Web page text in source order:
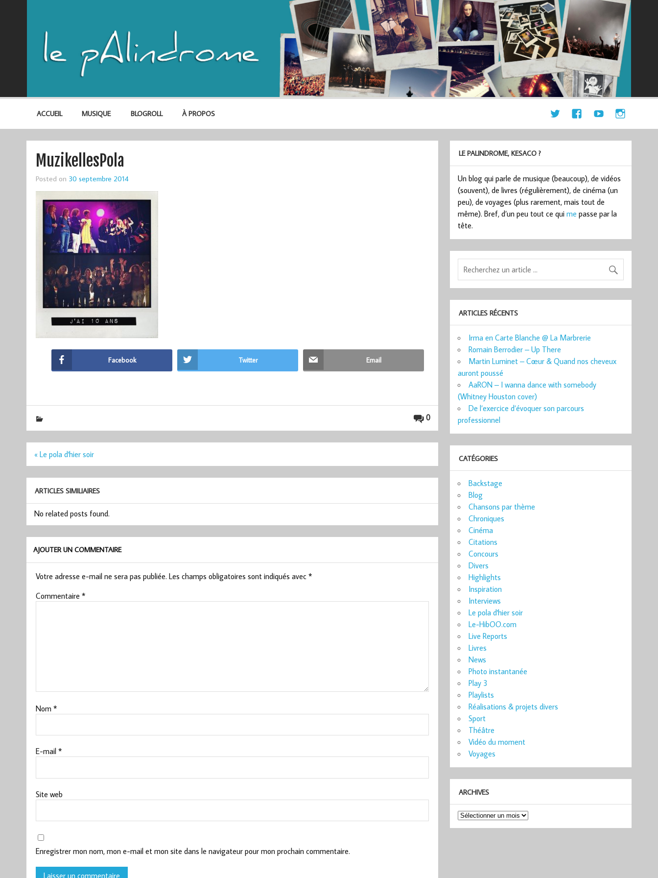
ACCUEIL MUSIQUE BLOGROLL À PROPOS
MuzikellesPola
Posted on 30 septembre 2014
Facebook Twitter Email
0
Navigation
« Le pola d'hier soir
ARTICLES SIMILIAIRES
No related posts found.
AJOUTER UN COMMENTAIRE
Votre adresse e-mail ne sera pas publiée. Les champs obligatoires sont indiqués avec *
Commentaire *
Nom *
E-mail *
Site web
Enregistrer mon nom, mon e-mail et mon site dans le navigateur pour mon prochain commentaire.
LE PALINDROME, KESACO ?
Un blog qui parle de musique (beaucoup), de vidéos
(souvent), de livres (régulièrement), de cinéma (un
peu), de voyages (plus rarement, mais tout de
même). Bref, d’un peu tout ce quime passe par la
tête.
ARTICLES RÉCENTS
Irma en Carte Blanche @ La Marbrerie
Romain Berrodier – Up There
Martin Luminet – Cœur & Quand nos cheveux
auront poussé
AaRON – I wanna dance with somebody
(Whitney Houston cover)
De l’exercice d’évoquer son parcours
professionnel
CATÉGORIES
Backstage
Blog
Chansons par thème
Chroniques
Cinéma
Citations
Concours
Divers
Highlights
Inspiration
Interviews
Le pola d'hier soir
Le-HibOO.com
Live Reports
Livres
News
Photo instantanée
Play 3
Playlists
Réalisations & projets divers
Sport
Théâtre
Vidéo du moment
Voyages
ARCHIVES
Archives